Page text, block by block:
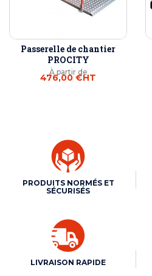
Passerelle de chantier
PROCITY
À partir de
476,00 €HT
PRODUITS NORMÉS ET
SÉCURISÉS
LIVRAISON RAPIDE